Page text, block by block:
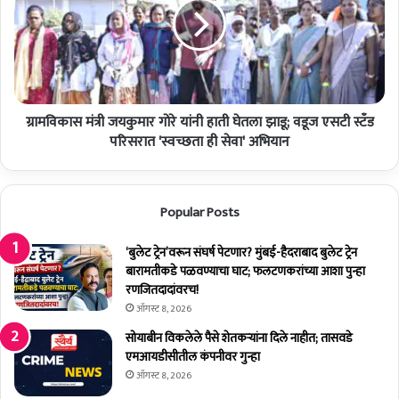
दी
र
द्द
क
र
ण्या
३
रो
जी
ना
ग
ठा
णे
त
'
च
का
स
मं
त्री
ज
य
गो
नी
हा
ती
घे
त
ला
झा
डू
;
ग्रामविकास मंत्री जयकुमार गोरे यांनी हाती घेतला झाडू; वडूज एसटी स्टँड
परिसरात 'स्वच्छता ही सेवा' अभियान
Popular Posts
‘बुलेट ट्रेन’वरून संघर्ष पेटणार? मुंबई-हैदराबाद बुलेट ट्रेन
बारामतीकडे पळवण्याचा घाट; फलटणकरांच्या आशा पुन्हा
रणजितदादांवरच!
ऑगस्ट 8, 2026
सोयाबीन विकलेले पैसे शेतकर्‍यांना दिले नाहीत; तासवडे
एमआयडीसीतील कंपनीवर गुन्हा
ऑगस्ट 8, 2026